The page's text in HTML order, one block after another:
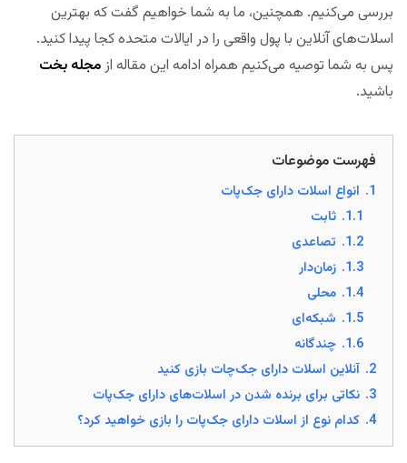
بررسی می‌کنیم. همچنین، ما به شما خواهیم گفت که بهترین
اسلات‌های آنلاین با پول واقعی را در ایالات متحده کجا پیدا کنید.
پس به شما توصیه می‌کنیم همراه ادامه این مقاله ازمجله بخت
باشید.
فهرست موضوعات
1. انواع اسلات دارای جک‌پات
1.1. ثابت
1.2. تصاعدی
1.3. زمان‌دار
1.4. محلی
1.5. شبکه‌ای
1.6. چندگانه
2. آنلاین اسلات دارای جک‌چات بازی کنید
3. نکاتی برای برنده شدن در اسلات‌های دارای جک‌پات
4. کدام نوع از اسلات دارای جک‌پات را بازی خواهید کرد؟